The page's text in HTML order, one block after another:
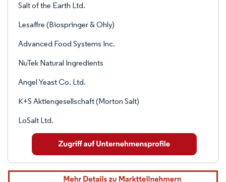
Salt of the Earth Ltd.
Lesaffre (Biospringer & Ohly)
Advanced Food Systems Inc.
NuTek Natural Ingredients
Angel Yeast Co. Ltd.
K+S Aktiengesellschaft (Morton Salt)
LoSalt Ltd.